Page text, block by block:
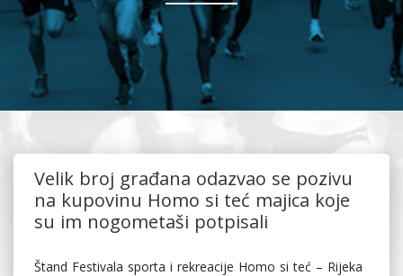
Velik broj građana odazvao se pozivu
na kupovinu Homo si teć majica koje
su im nogometaši potpisali
Štand Festivala sporta i rekreacije Homo si teć – Rijeka